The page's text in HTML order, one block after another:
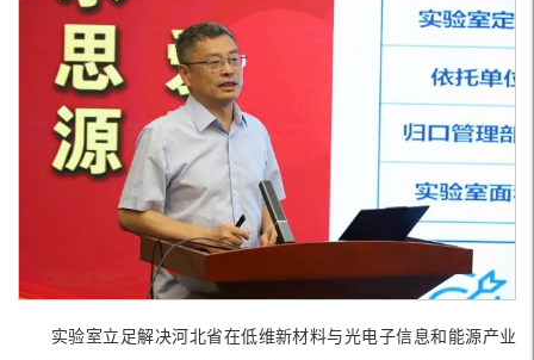
实验室立足解决河北省在低维新材料与光电子信息和能源产业